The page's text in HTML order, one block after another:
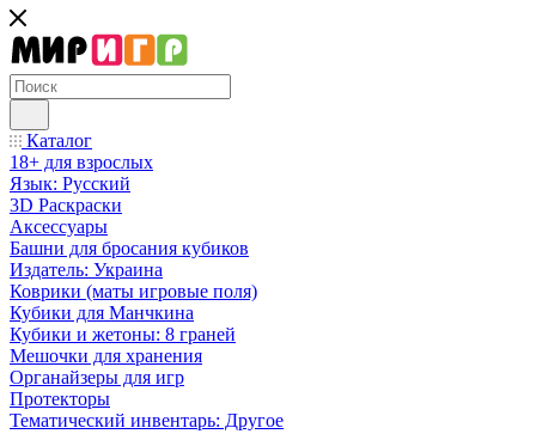
Каталог
18+ для взрослых
Язык: Русский
3D Раскраски
Аксессуары
Башни для бросания кубиков
Издатель: Украина
Коврики (маты игровые поля)
Кубики для Манчкина
Кубики и жетоны: 8 граней
Мешочки для хранения
Органайзеры для игр
Протекторы
Тематический инвентарь: Другое